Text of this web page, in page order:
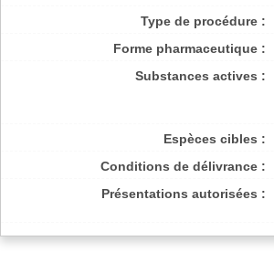
Type de procédure :
Forme pharmaceutique :
Substances actives :
Espèces cibles :
Conditions de délivrance :
Présentations autorisées :